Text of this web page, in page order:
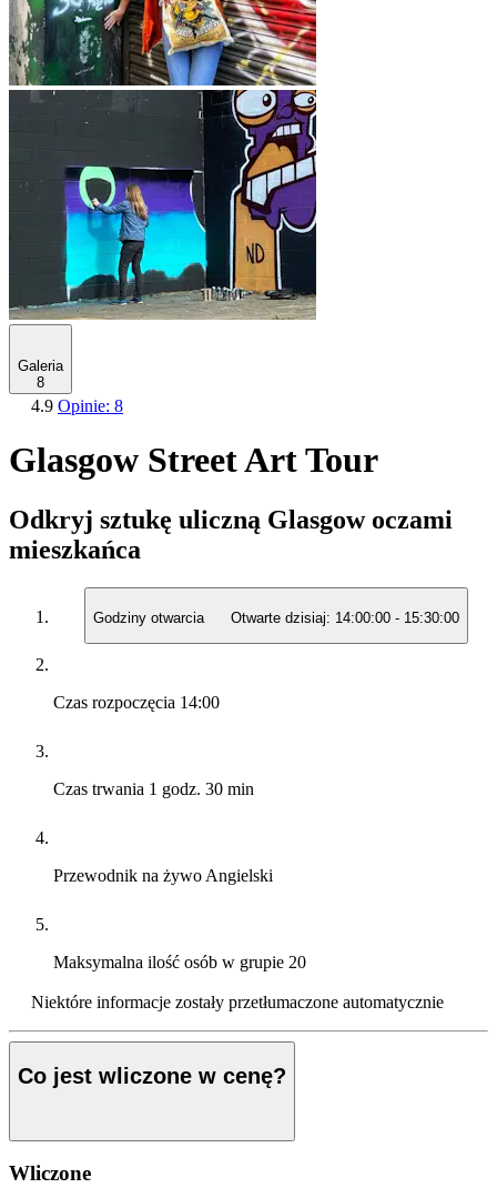
Galeria
8
4.9 Opinie: 8
Glasgow Street Art Tour
Odkryj sztukę uliczną Glasgow oczami
mieszkańca
Godziny otwarcia Otwarte dzisiaj: 14:00:00 - 15:30:00
Czas rozpoczęcia 14:00
Czas trwania 1 godz. 30 min
Przewodnik na żywoAngielski
Maksymalna ilość osób w grupie 20
Niektóre informacje zostały przetłumaczone automatycznie
Co jest wliczone w cenę?
Wliczone